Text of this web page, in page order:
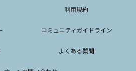
利用規約
コミュニティガイドライン
よくある質問